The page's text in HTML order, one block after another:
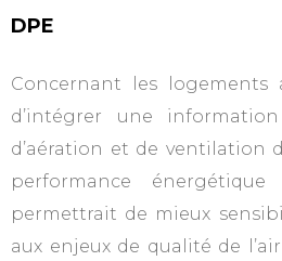
DPE
Concernant les logements
d’intégrer une
d’aération et de ventilation
performance
permettrait de mieux
aux enjeux de qualité de